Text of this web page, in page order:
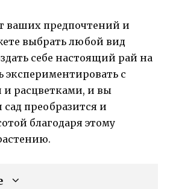
ваших предпочтений и
выбрать любой вид
себе настоящий рай на
экспериментировать с
расцветками, и вы
преобразится и
благодаря этому